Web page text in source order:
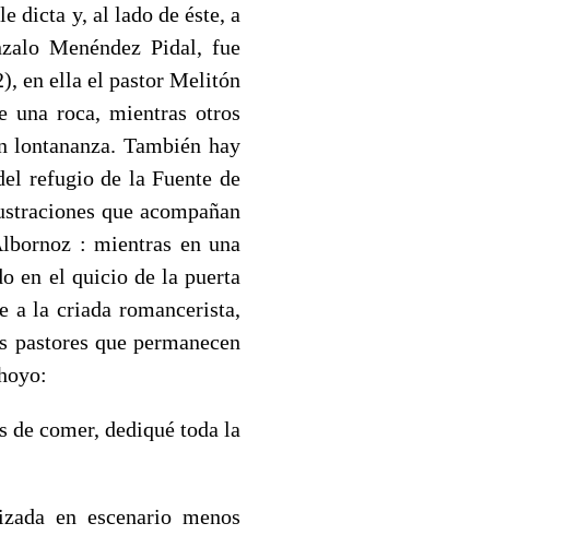
dicta y, al lado de éste, a
Menéndez Pidal, fue
en ella el pastor Melitón
una roca, mientras otros
lontananza. También hay
refugio de la Fuente de
que acompañan
: mientras en una
en el quicio de la puerta
a la criada romancerista,
que permanecen
comer, dediqué toda la
en escenario menos